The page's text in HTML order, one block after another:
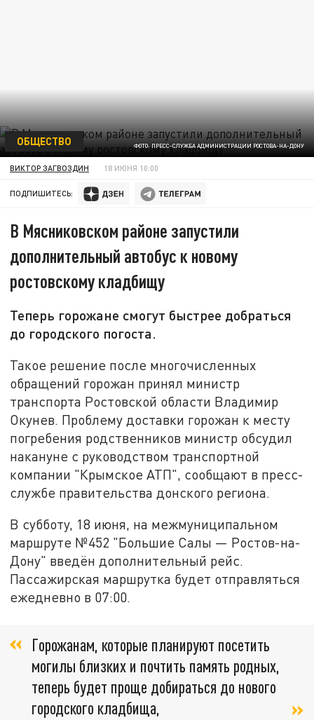
ФОТО: ПРЕСС-СЛУЖБА АДМИНИСТРАЦИИ РОСТОВА-НА-ДОНУ
ОБЩЕСТВО
ВИКТОР ЗАГВОЗДИН 18 ИЮНЯ 10:00
ПОДПИШИТЕСЬ:
В Мясниковском районе запустили
дополнительный автобус к новому
ростовскому кладбищу
Теперь горожане смогут быстрее добраться
до городского погоста.
Такое решение после многочисленных
обращений горожан принял министр
транспорта Ростовской области Владимир
Окунев. Проблему доставки горожан к месту
погребения родственников министр обсудил
накануне с руководством транспортной
компании "Крымское АТП", сообщают в пресс-
службе правительства донского региона.
В субботу, 18 июня, на межмуниципальном
маршруте №452 "Большие Салы — Ростов-на-
Дону" введён дополнительный рейс.
Пассажирская маршрутка будет отправляться
ежедневно в 07:00.
Горожанам, которые планируют посетить
могилы близких и почтить память родных,
теперь будет проще добираться до нового
городского кладбища,